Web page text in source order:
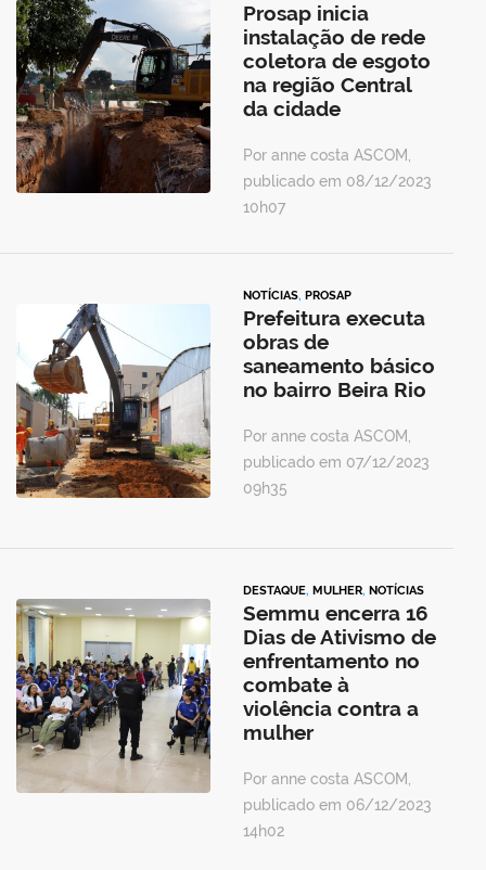
Prosap inicia
instalação de rede
coletora de esgoto
na região Central
da cidade
Por anne costa ASCOM,
publicado em 08/12/2023
10h07
NOTÍCIAS, PROSAP
Prefeitura executa
obras de
saneamento básico
no bairro Beira Rio
Por anne costa ASCOM,
publicado em 07/12/2023
09h35
DESTAQUE, MULHER, NOTÍCIAS
Semmu encerra 16
Dias de Ativismo de
enfrentamento no
combate à
violência contra a
mulher
Por anne costa ASCOM,
publicado em 06/12/2023
14h02